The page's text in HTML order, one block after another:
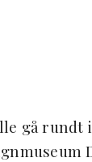
gå rundt